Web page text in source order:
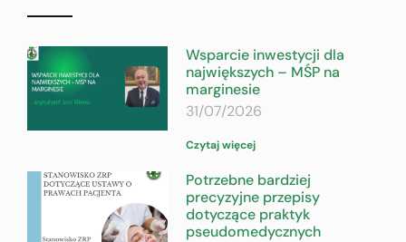
Wsparcie inwestycji dla
największych – MŚP na
marginesie
31/07/2026
Czytaj więcej
Potrzebne bardziej
precyzyjne przepisy
dotyczące praktyk
pseudomedycznych